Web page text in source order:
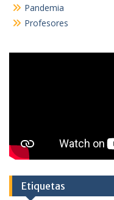
Pandemia
Profesores
Etiquetas